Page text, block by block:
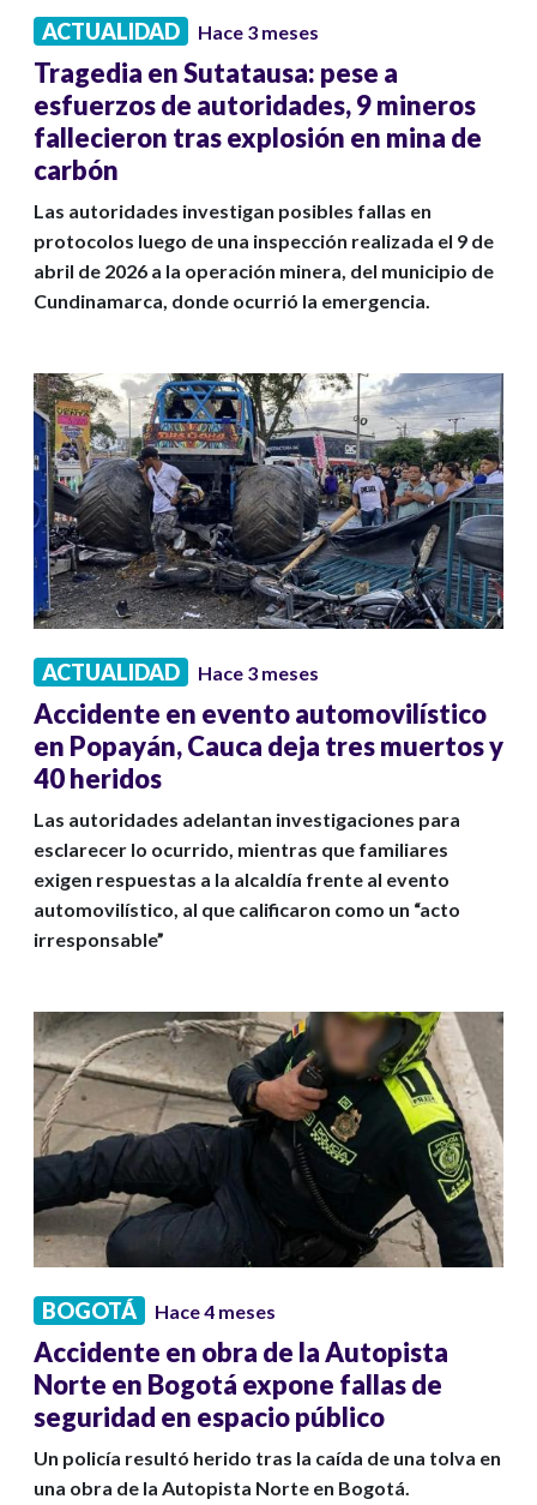
ACTUALIDAD Hace 3 meses
Tragedia en Sutatausa: pese a
esfuerzos de autoridades, 9 mineros
fallecieron tras explosión en mina de
carbón
Las autoridades investigan posibles fallas en
protocolos luego de una inspección realizada el 9 de
abril de 2026 a la operación minera, del municipio de
Cundinamarca, donde ocurrió la emergencia.
ACTUALIDAD Hace 3 meses
Accidente en evento automovilístico
en Popayán, Cauca deja tres muertos y
40 heridos
Las autoridades adelantan investigaciones para
esclarecer lo ocurrido, mientras que familiares
exigen respuestas a la alcaldía frente al evento
automovilístico, al que calificaron como un “acto
irresponsable”
BOGOTÁ Hace 4 meses
Accidente en obra de la Autopista
Norte en Bogotá expone fallas de
seguridad en espacio público
Un policía resultó herido tras la caída de una tolva en
una obra de la Autopista Norte en Bogotá.